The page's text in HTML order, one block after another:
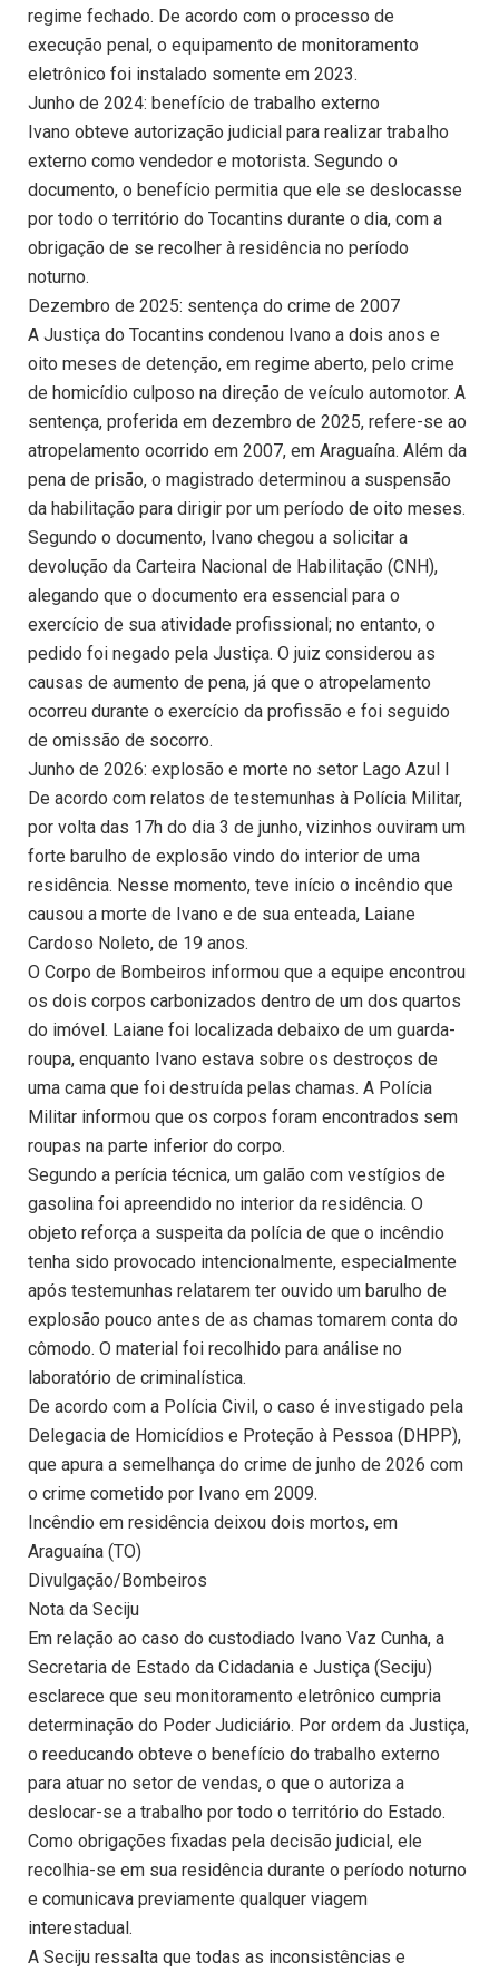
regime fechado. De acordo com o processo de
execução penal, o equipamento de monitoramento
eletrônico foi instalado somente em 2023.
Junho de 2024: benefício de trabalho externo
Ivano obteve autorização judicial para realizar trabalho
externo como vendedor e motorista. Segundo o
documento, o benefício permitia que ele se deslocasse
por todo o território do Tocantins durante o dia, com a
obrigação de se recolher à residência no período
noturno.
Dezembro de 2025: sentença do crime de 2007
A Justiça do Tocantins condenou Ivano a dois anos e
oito meses de detenção, em regime aberto, pelo crime
de homicídio culposo na direção de veículo automotor. A
sentença, proferida em dezembro de 2025, refere-se ao
atropelamento ocorrido em 2007, em Araguaína. Além da
pena de prisão, o magistrado determinou a suspensão
da habilitação para dirigir por um período de oito meses.
Segundo o documento, Ivano chegou a solicitar a
devolução da Carteira Nacional de Habilitação (CNH),
alegando que o documento era essencial para o
exercício de sua atividade profissional; no entanto, o
pedido foi negado pela Justiça. O juiz considerou as
causas de aumento de pena, já que o atropelamento
ocorreu durante o exercício da profissão e foi seguido
de omissão de socorro.
Junho de 2026: explosão e morte no setor Lago Azul I
De acordo com relatos de testemunhas à Polícia Militar,
por volta das 17h do dia 3 de junho, vizinhos ouviram um
forte barulho de explosão vindo do interior de uma
residência. Nesse momento, teve início o incêndio que
causou a morte de Ivano e de sua enteada, Laiane
Cardoso Noleto, de 19 anos.
O Corpo de Bombeiros informou que a equipe encontrou
os dois corpos carbonizados dentro de um dos quartos
do imóvel. Laiane foi localizada debaixo de um guarda-
roupa, enquanto Ivano estava sobre os destroços de
uma cama que foi destruída pelas chamas. A Polícia
Militar informou que os corpos foram encontrados sem
roupas na parte inferior do corpo.
Segundo a perícia técnica, um galão com vestígios de
gasolina foi apreendido no interior da residência. O
objeto reforça a suspeita da polícia de que o incêndio
tenha sido provocado intencionalmente, especialmente
após testemunhas relatarem ter ouvido um barulho de
explosão pouco antes de as chamas tomarem conta do
cômodo. O material foi recolhido para análise no
laboratório de criminalística.
De acordo com a Polícia Civil, o caso é investigado pela
Delegacia de Homicídios e Proteção à Pessoa (DHPP),
que apura a semelhança do crime de junho de 2026 com
o crime cometido por Ivano em 2009.
Incêndio em residência deixou dois mortos, em
Araguaína (TO)
Divulgação/Bombeiros
Nota da Seciju
Em relação ao caso do custodiado Ivano Vaz Cunha, a
Secretaria de Estado da Cidadania e Justiça (Seciju)
esclarece que seu monitoramento eletrônico cumpria
determinação do Poder Judiciário. Por ordem da Justiça,
o reeducando obteve o benefício do trabalho externo
para atuar no setor de vendas, o que o autoriza a
deslocar-se a trabalho por todo o território do Estado.
Como obrigações fixadas pela decisão judicial, ele
recolhia-se em sua residência durante o período noturno
e comunicava previamente qualquer viagem
interestadual.
A Seciju ressalta que todas as inconsistências e